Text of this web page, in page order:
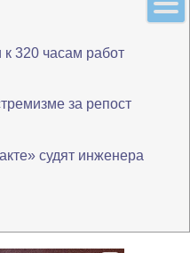
к 320 часам работ
за репост
судят инженера